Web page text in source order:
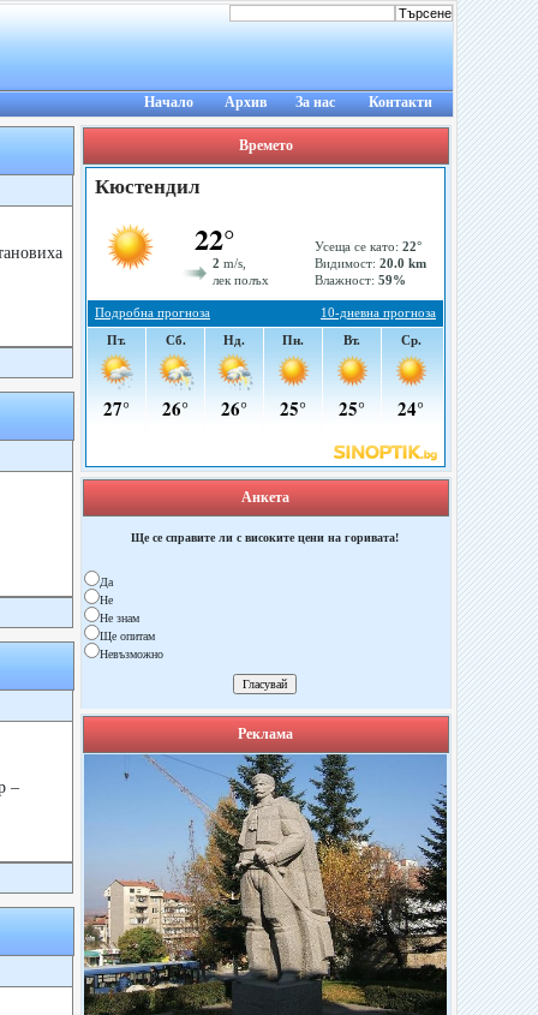
Начало Архив За нас Контакти
–
Времето
Анкета
Ще се справите ли с високите цени на горивата!
Да
Не
Не знам
Ще опитам
Невъзможно
Реклама